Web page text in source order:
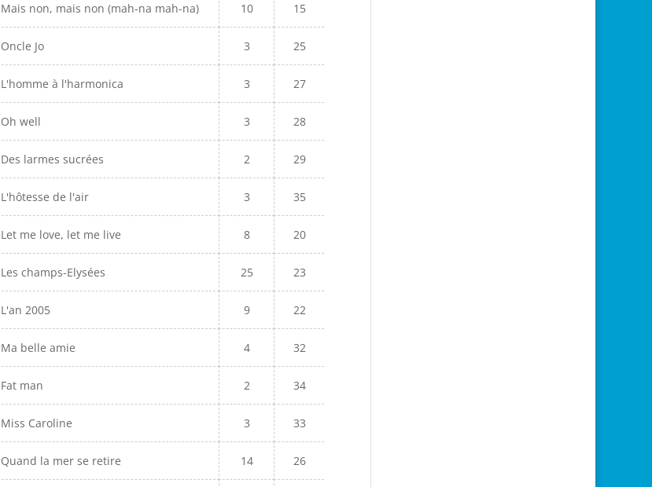
Mais non, mais non (mah-na mah-na) 10 15
Oncle Jo 3 25
L'homme à l'harmonica 3 27
Oh well 3 28
Des larmes sucrées 2 29
L'hôtesse de l'air 3 35
Let me love, let me live 8 20
Les champs-Elysées 25 23
L'an 2005 9 22
Ma belle amie 4 32
Fat man 2 34
Miss Caroline 3 33
Quand la mer se retire 14 26